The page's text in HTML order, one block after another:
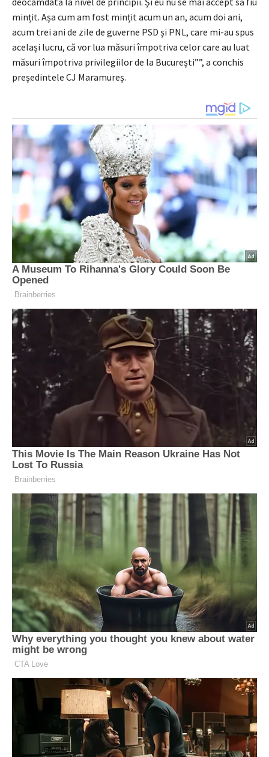
mințit. Așa cum am fost mințit acum un an, acum doi ani,
acum trei ani de zile de guverne PSD și PNL, care mi-au spus
același lucru, că vor lua măsuri împotriva celor care au luat
măsuri împotriva privilegiilor de la București””, a conchis
președintele CJ Maramureș.